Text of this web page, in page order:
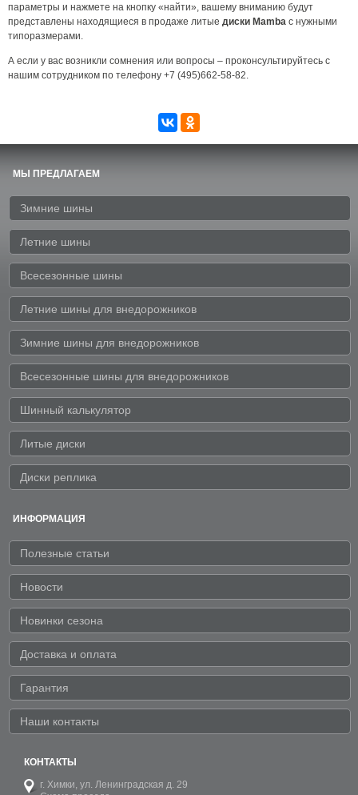
параметры и нажмете на кнопку «найти», вашему вниманию будут
представлены находящиеся в продаже литые диски Mamba с нужными
типоразмерами.
А если у вас возникли сомнения или вопросы – проконсультируйтесь с
нашим сотрудником по телефону +7 (495)662-58-82.
МЫ ПРЕДЛАГАЕМ
Зимние шины
Летние шины
Всесезонные шины
Летние шины для внедорожников
Зимние шины для внедорожников
Всесезонные шины для внедорожников
Шинный калькулятор
Литые диски
Диски реплика
ИНФОРМАЦИЯ
Полезные статьи
Новости
Новинки сезона
Доставка и оплата
Гарантия
Наши контакты
КОНТАКТЫ
г. Химки, ул. Ленинградская д. 29